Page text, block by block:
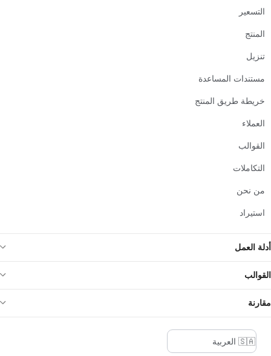
التسعير
المنتج
تنزيل
مستندات المساعدة
خريطة طريق المنتج
العملاء
القوالب
التكاملات
من نحن
استيراد
أدلة العمل
القوالب
مقارنة